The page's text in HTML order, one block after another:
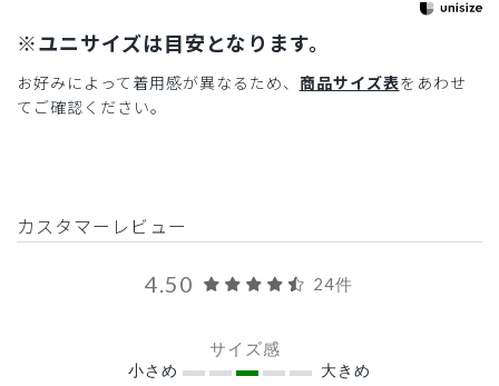
※ユニサイズは目安となります。
お好みによって着用感が異なるため、 商品サイズ表をあわせ
てご確認ください。
カスタマーレビュー
4.50 24件
サイズ感
小さめ 大きめ